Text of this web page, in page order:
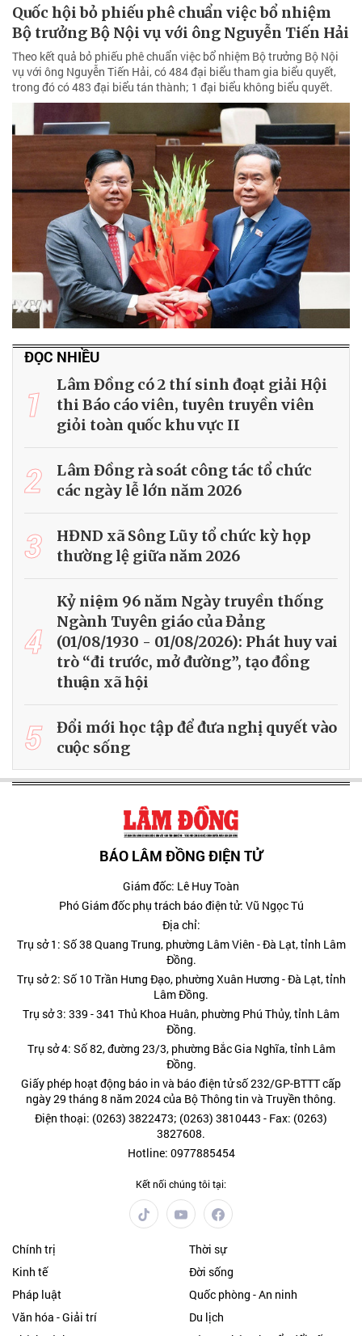
Quốc hội bỏ phiếu phê chuẩn việc bổ nhiệm
Bộ trưởng Bộ Nội vụ với ông Nguyễn Tiến Hải
Theo kết quả bỏ phiếu phê chuẩn việc bổ nhiệm Bộ trưởng Bộ Nội
vụ với ông Nguyễn Tiến Hải, có 484 đại biểu tham gia biểu quyết,
trong đó có 483 đại biểu tán thành; 1 đại biểu không biểu quyết.
ĐỌC NHIỀU
1
Lâm Đồng có 2 thí sinh đoạt giải Hội
thi Báo cáo viên, tuyên truyền viên
giỏi toàn quốc khu vực II
2
Lâm Đồng rà soát công tác tổ chức
các ngày lễ lớn năm 2026
3
HĐND xã Sông Lũy tổ chức kỳ họp
thường lệ giữa năm 2026
4
Kỷ niệm 96 năm Ngày truyền thống
Ngành Tuyên giáo của Đảng
(01/08/1930 - 01/08/2026): Phát huy vai
trò “đi trước, mở đường”, tạo đồng
thuận xã hội
5
Đổi mới học tập để đưa nghị quyết vào
cuộc sống
BÁO LÂM ĐỒNG ĐIỆN TỬ
Giám đốc: Lê Huy Toàn
Phó Giám đốc phụ trách báo điện tử: Vũ Ngọc Tú
Địa chỉ:
Trụ sở 1: Số 38 Quang Trung, phường Lâm Viên - Đà Lạt, tỉnh Lâm
Đồng.
Trụ sở 2: Số 10 Trần Hưng Đạo, phường Xuân Hương - Đà Lạt, tỉnh
Lâm Đồng.
Trụ sở 3: 339 - 341 Thủ Khoa Huân, phường Phú Thủy, tỉnh Lâm
Đồng.
Trụ sở 4: Số 82, đường 23/3, phường Bắc Gia Nghĩa, tỉnh Lâm
Đồng.
Giấy phép hoạt động báo in và báo điện tử số 232/GP-BTTT cấp
ngày 29 tháng 8 năm 2024 của Bộ Thông tin và Truyền thông.
Điện thoại: (0263) 3822473; (0263) 3810443 - Fax: (0263)
3827608.
Hotline: 0977885454
Kết nối chúng tôi tại:
Chính trị
Thời sự
Kinh tế
Đời sống
Pháp luật
Quốc phòng - An ninh
Văn hóa - Giải trí
Du lịch